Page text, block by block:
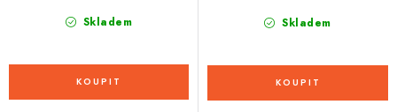
Skladem Skladem